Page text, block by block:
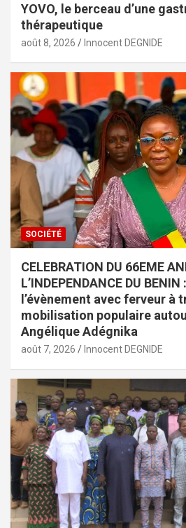
YOVO, le berceau d’une
thérapeutique
août 8, 2026 Innocent DEGNIDE
SOCIÉTÉ
CELEBRATION DU 66EME
L’INDEPENDANCE DU
l’évènement avec ferveur à
mobilisation populaire
Angélique Adégnika
août 7, 2026 Innocent DEGNIDE